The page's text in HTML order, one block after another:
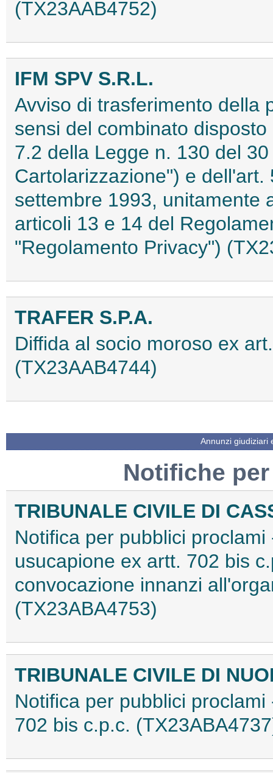
(TX23AAB4752)
IFM SPV S.R.L.
Avviso di trasferimento della
sensi del combinato
7.2 della Legge n. 130 del
Cartolarizzazione") e
settembre 1993, unitamente
articoli 13 e 14 del
"Regolamento Privacy")
TRAFER S.P.A.
Diffida al socio moroso ex
(TX23AAB4744)
Annunzi giudiziari
Notifiche
TRIBUNALE CIVILE DI
Notifica per pubblici
usucapione ex artt. 702 bis
convocazione innanzi
(TX23ABA4753)
TRIBUNALE CIVILE DI
Notifica per pubblici
702 bis c.p.c.